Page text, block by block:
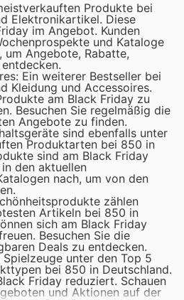
Produkte bei
Elektronikartikel. Diese
im Angebot. Kunden
und Kataloge
Angebote, Rabatte,
Ein weiterer Bestseller bei
Kleidung und Accessoires.
am Black Friday zu
Besuchen Sie regelmäßig die
Angebote zu finden.
sind ebenfalls unter
Produktarten bei 850 in
sind am Black Friday
den aktuellen
nach, um von den
zählen
Artikeln bei 850 in
sich am Black Friday
Besuchen Sie die
Deals zu entdecken.
unter den Top 5
bei 850 in Deutschland.
Friday reduziert. Schauen
und Aktionen auf der